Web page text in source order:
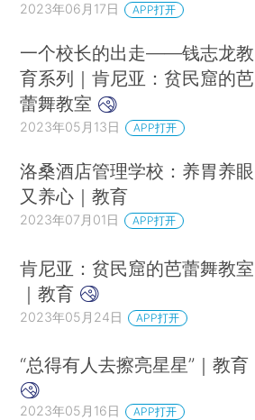
2023年06月17日 APP打开
一个校长的出走——钱志龙教
育系列｜肯尼亚：贫民窟的芭
蕾舞教室
2023年05月13日 APP打开
洛桑酒店管理学校：养胃养眼
又养心｜教育
2023年07月01日 APP打开
肯尼亚：贫民窟的芭蕾舞教室
｜教育
2023年05月24日 APP打开
“总得有人去擦亮星星”｜教育
2023年05月16日 APP打开